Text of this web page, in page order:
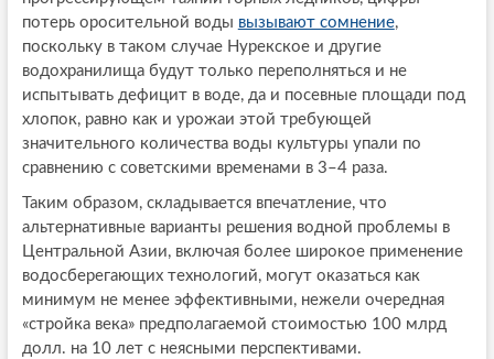
потерь оросительной воды вызывают сомнение,
поскольку в таком случае Нурекское и другие
водохранилища будут только переполняться и не
испытывать дефицит в воде, да и посевные площади под
хлопок, равно как и урожаи этой требующей
значительного количества воды культуры упали по
сравнению с советскими временами в 3–4 раза.
Таким образом, складывается впечатление, что
альтернативные варианты решения водной проблемы в
Центральной Азии, включая более широкое применение
водосберегающих технологий, могут оказаться как
минимум не менее эффективными, нежели очередная
«стройка века» предполагаемой стоимостью 100 млрд
долл. на 10 лет с неясными перспективами.